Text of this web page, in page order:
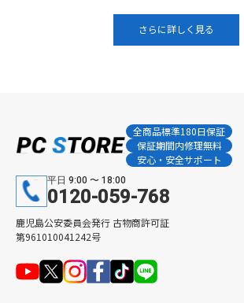
さらに詳しく見る
全商品標準180日保証
保証期間内修理無料
安心・安全サポート
平日 9:00 〜 18:00
0120-059-768
鹿児島公安委員会発行 古物商許可証
第961010041242号